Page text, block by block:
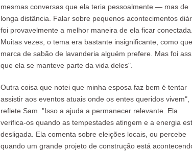
mesmas conversas que ela teria pessoalmente — mas de
longa distância. Falar sobre pequenos acontecimentos
foi provavelmente a melhor maneira de ela ficar conectada.
Muitas vezes, o tema era bastante insignificante, como que
marca de sabão de lavanderia alguém prefere. Mas foi
que ela se manteve parte da vida deles".
Outra coisa que notei que minha esposa faz bem é tentar
assistir aos eventos atuais onde os entes queridos vivem",
reflete Sam. "Isso a ajuda a permanecer relevante. Ela
verifica-os quando as tempestades atingem e a energia
desligada. Ela comenta sobre eleições locais, ou percebe
quando um grande projeto de construção está